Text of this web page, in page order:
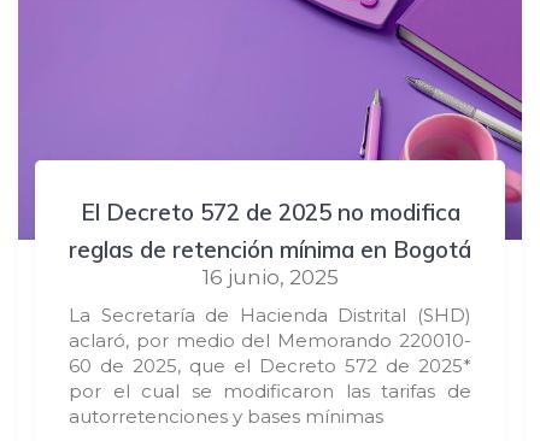
El Decreto 572 de 2025 no modifica
reglas de retención mínima en Bogotá
16 junio, 2025
La Secretaría de Hacienda Distrital (SHD)
aclaró, por medio del Memorando 220010-
60 de 2025, que el Decreto 572 de 2025*
por el cual se modificaron las tarifas de
autorretenciones y bases mínimas